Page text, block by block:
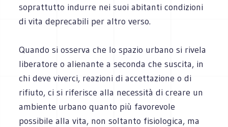
soprattutto indurre nei suoi abitanti condizioni
di vita deprecabili per altro verso.
Quando si osserva che lo spazio urbano si rivela
liberatore o alienante a seconda che suscita, in
chi deve viverci, reazioni di accettazione o di
rifiuto, ci si riferisce alla necessità di creare un
ambiente urbano quanto più favorevole
possibile alla vita, non soltanto fisiologica, ma